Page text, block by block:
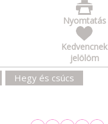
Nyomtatás
Kedvencnek
jelölöm
Hegy és csúcs